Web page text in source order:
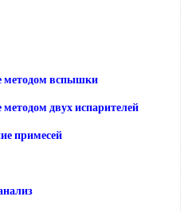
методом вспышки
двух испарителей
примесей